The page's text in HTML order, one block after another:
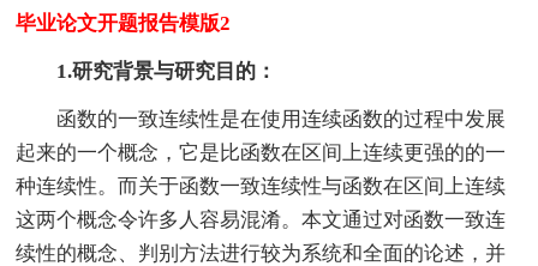
毕业论文开题报告模版2
1.研究背景与研究目的：
函数的一致连续性是在使用连续函数的过程中发展
起来的一个概念，它是比函数在区间上连续更强的的一
种连续性。而关于函数一致连续性与函数在区间上连续
这两个概念令许多人容易混淆。本文通过对函数一致连
续性的概念、判别方法进行较为系统和全面的论述，并